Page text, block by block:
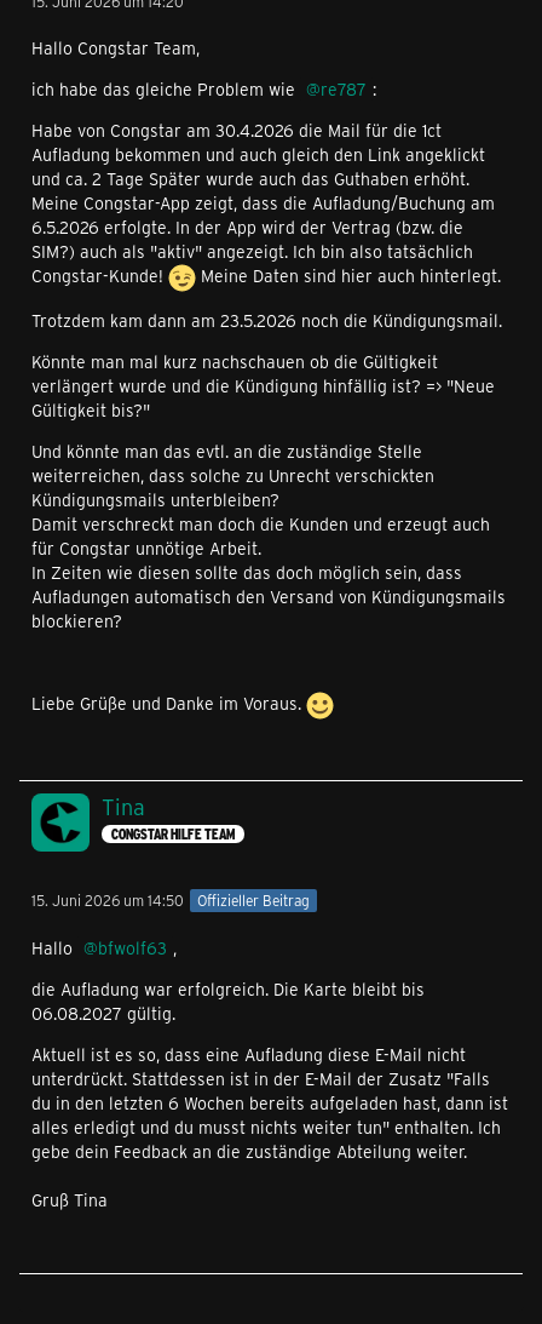
Hallo Congstar Team,
ich habe das gleiche Problem wie
re787 :
Habe von Congstar am 30.4.2026 die Mail für die 1ct
Aufladung bekommen und auch gleich den Link angeklickt
und ca. 2 Tage Später wurde auch das Guthaben erhöht.
Meine Congstar-App zeigt, dass die Aufladung/Buchung am
6.5.2026 erfolgte. In der App wird der Vertrag (bzw. die
SIM?) auch als "aktiv" angezeigt. Ich bin also tatsächlich
Congstar-Kunde!
Meine Daten sind hier auch hinterlegt.
Trotzdem kam dann am 23.5.2026 noch die Kündigungsmail.
Könnte man mal kurz nachschauen ob die Gültigkeit
verlängert wurde und die Kündigung hinfällig ist? => "Neue
Gültigkeit bis?"
Und könnte man das evtl. an die zuständige Stelle
weiterreichen, dass solche zu Unrecht verschickten
Kündigungsmails unterbleiben?
Damit verschreckt man doch die Kunden und erzeugt auch
für Congstar unnötige Arbeit.
In Zeiten wie diesen sollte das doch möglich sein, dass
Aufladungen automatisch den Versand von Kündigungsmails
blockieren?
Liebe Grüße und Danke im Voraus.
Tina
CONGSTAR HILFE TEAM
15. Juni 2026 um 14:50 Offizieller Beitrag
Hallo bfwolf63 ,
die Aufladung war erfolgreich. Die Karte bleibt bis
06.08.2027 gültig.
Aktuell ist es so, dass eine Aufladung diese E-Mail nicht
unterdrückt. Stattdessen ist in der E-Mail der Zusatz "Falls
du in den letzten 6 Wochen bereits aufgeladen hast, dann ist
alles erledigt und du musst nichts weiter tun" enthalten. Ich
gebe dein Feedback an die zuständige Abteilung weiter.
Gruß Tina